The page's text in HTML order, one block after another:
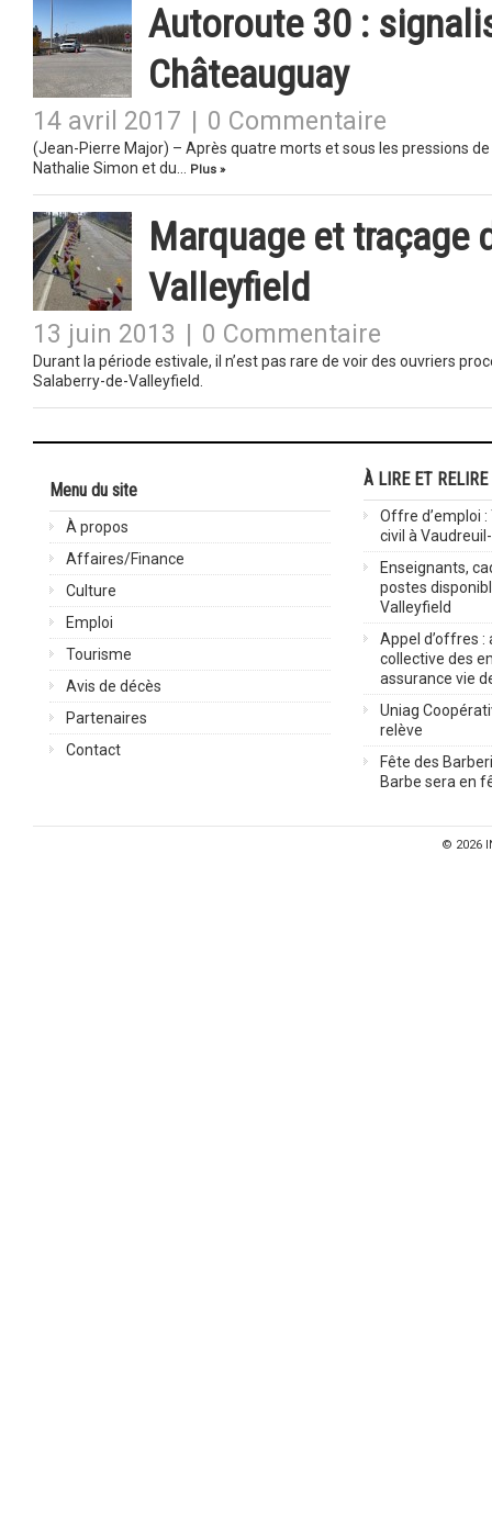
Autoroute 30 :
Châteauguay
14 avril 2017 0 Commentaire
(Jean-Pierre Major) – Après quatre morts et sous les pressions
Nathalie Simon et du…
Plus »
Marquage et traçage
Valleyfield
13 juin 2013 0 Commentaire
Durant la période estivale, il n’est pas rare de voir des ouvriers
Salaberry-de-Valleyfield.
Menu du site
À propos
Affaires/Finance
Culture
Emploi
Tourisme
Avis de décès
Partenaires
Contact
À LIRE ET RELIRE
Offre d’emploi
civil à
Enseignants,
postes
Valleyfield
Appel d’offres :
collective des
assurance vie
Uniag
relève
Fête des
Barbe sera en
© 2026